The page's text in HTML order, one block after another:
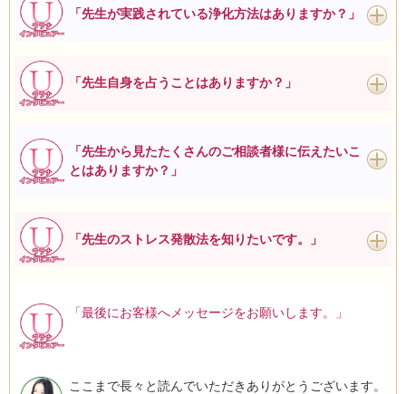
「先生が実践されている浄化方法はありますか？」
「先生自身を占うことはありますか？」
「先生から見たたくさんのご相談者様に伝えたいこ
とはありますか？」
「先生のストレス発散法を知りたいです。」
「最後にお客様へメッセージをお願いします。」
ここまで長々と読んでいただきありがとうございます。